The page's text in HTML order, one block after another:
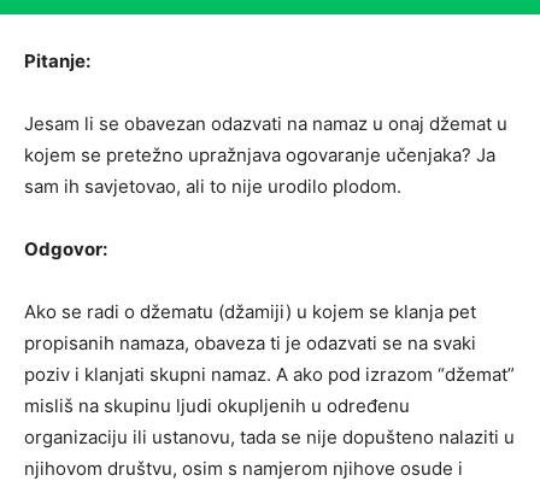
Pitanje:
Jesam li se obavezan odazvati na namaz u onaj džemat u
kojem se pretežno upražnjava ogovaranje učenjaka? Ja
sam ih savjetovao, ali to nije urodilo plodom.
Odgovor:
Ako se radi o džematu (džamiji) u kojem se klanja pet
propisanih namaza, obaveza ti je odazvati se na svaki
poziv i klanjati skupni namaz. A ako pod izrazom “džemat”
misliš na skupinu ljudi okupljenih u određenu
organizaciju ili ustanovu, tada se nije dopušteno nalaziti u
njihovom društvu, osim s namjerom njihove osude i